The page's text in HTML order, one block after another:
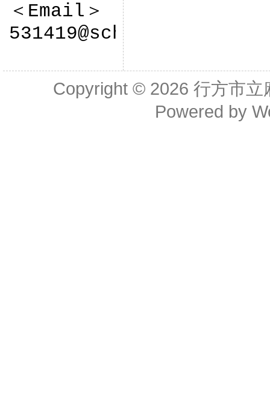
＜Email＞
531419@sch.ibk.ed.jp
Copyright © 2026行方市立
Powered by